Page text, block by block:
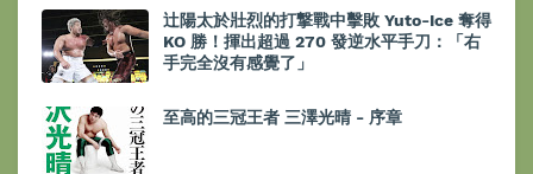
辻陽太於壯烈的打撃戰中擊敗 Yuto-Ice 奪得
KO 勝！揮出超過 270 發逆水平手刀：「右
手完全沒有感覺了」
至高的三冠王者 三澤光晴 - 序章